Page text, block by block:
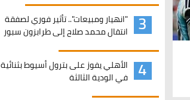
3
"انهيار ومبيعات".. تأثير فوري لصفقة
انتقال محمد صلاح إلى طرابزون سبور
4
الأهلي يفوز على بترول أسيوط بثنائية
في الودية الثالثة